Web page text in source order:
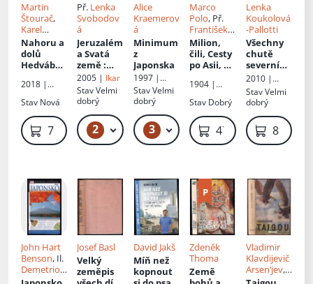
Martin
Štourač,
Karel
Svoboda ,
Il.Karel
Svoboda
Štourač
Nahoru a
dolů
Hedvábno
2018 |
televize
Stav Nová
79 Kč
Př. Lenka
Svobodov
á
Jeruzalém
a Svatá
země:
[posvátná
místa,
obchody,
mozaiky,
kláštery,
restaurac
e, staré
2005 | Ikar
StavVelmi
dobrý
2 459 Kč – 549 Kč
Alice
Kraemerov
á
Minimum
z
Japonska
1997 |
Olympia
StavVelmi
dobrý
3 89 Kč – 119 Kč
Marco
Polo, Př.
František
Alois
Maleček
Milion,
čili, Cesty
po Asii, po
po moři
Indickém
popsané
ve století
XIII
1904 |
Otty
Stav Dobrý
479 Kč
Lenka
Koukolová
-Pallotti
Všechny
chutě
severní
Indie
2010 |
Mladá
fronta
StavVelmi
dobrý
89 Kč
John Hart
Benson, Il.
Demetrio
Carrasco,
Josef Basl
Velký
zeměpis
David Jakš
Míň než
kopnout
Zdeněk
Thoma
Země
Vladimir
Klavdijevič
Arsen‘jev,
Il.Václav